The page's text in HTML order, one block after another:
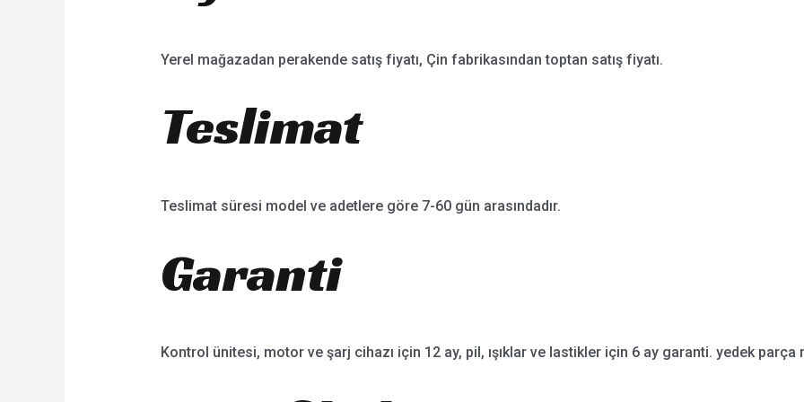
Yerel mağazadan perakende satış fiyatı, Çin fabrikasından toptan satış fiyatı.
Teslimat
Teslimat süresi model ve adetlere göre 7-60 gün arasındadır.
Garanti
Kontrol ünitesi, motor ve şarj cihazı için 12 ay, pil, ışıklar ve lastikler için 6 ay garanti. yedek parça